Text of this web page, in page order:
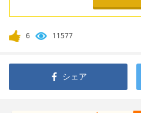
6 11577
シェア